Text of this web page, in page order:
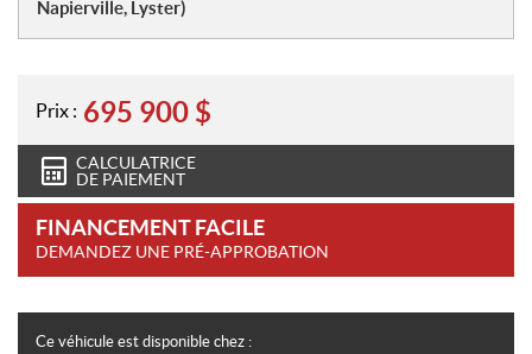
Napierville, Lyster)
Prix : 695 900 $
CALCULATRICE
DE PAIEMENT
FINANCEMENT FACILE
DEMANDEZ UNE PRÉ-APPROBATION
Ce véhicule est disponible chez :